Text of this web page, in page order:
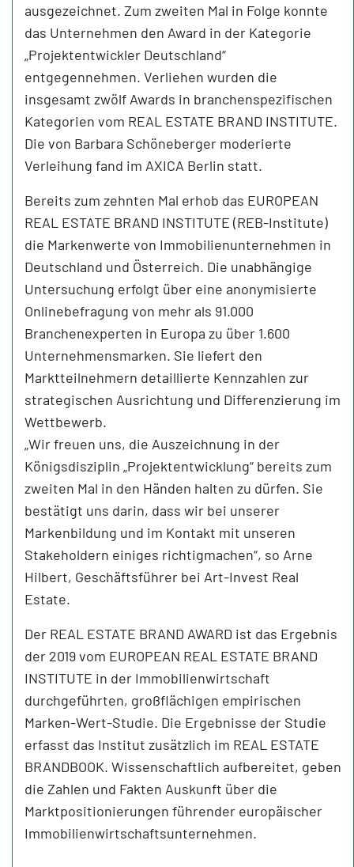
ausgezeichnet. Zum zweiten Mal in Folge konnte
das Unternehmen den Award in der Kategorie
„Projektentwickler Deutschland“
entgegennehmen. Verliehen wurden die
insgesamt zwölf Awards in branchenspezifischen
Kategorien vom REAL ESTATE BRAND INSTITUTE.
Die von Barbara Schöneberger moderierte
Verleihung fand im AXICA Berlin statt.
Bereits zum zehnten Mal erhob das EUROPEAN
REAL ESTATE BRAND INSTITUTE (REB-Institute)
die Markenwerte von Immobilienunternehmen in
Deutschland und Österreich. Die unabhängige
Untersuchung erfolgt über eine anonymisierte
Onlinebefragung von mehr als 91.000
Branchenexperten in Europa zu über 1.600
Unternehmensmarken. Sie liefert den
Marktteilnehmern detaillierte Kennzahlen zur
strategischen Ausrichtung und Differenzierung im
Wettbewerb.
„Wir freuen uns, die Auszeichnung in der
Königsdisziplin „Projektentwicklung“ bereits zum
zweiten Mal in den Händen halten zu dürfen. Sie
bestätigt uns darin, dass wir bei unserer
Markenbildung und im Kontakt mit unseren
Stakeholdern einiges richtigmachen“, so Arne
Hilbert, Geschäftsführer bei Art-Invest Real
Estate.
Der REAL ESTATE BRAND AWARD ist das Ergebnis
der 2019 vom EUROPEAN REAL ESTATE BRAND
INSTITUTE in der Immobilienwirtschaft
durchgeführten, großflächigen empirischen
Marken-Wert-Studie. Die Ergebnisse der Studie
erfasst das Institut zusätzlich im REAL ESTATE
BRANDBOOK. Wissenschaftlich aufbereitet, geben
die Zahlen und Fakten Auskunft über die
Marktpositionierungen führender europäischer
Immobilienwirtschaftsunternehmen.